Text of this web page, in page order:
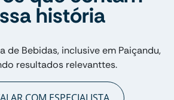
história
de Bebidas, inclusive em Paiçandu,
resultados relevanttes.